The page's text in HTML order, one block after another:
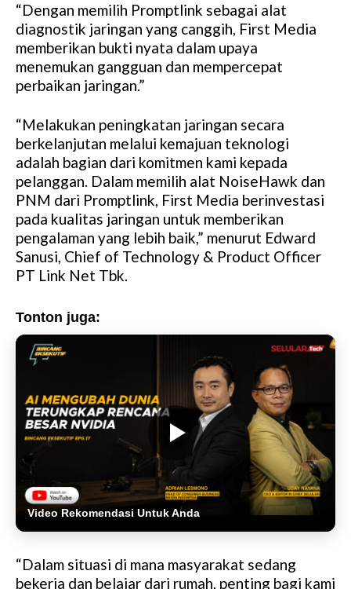
“Dengan memilih Promptlink sebagai alat
diagnostik jaringan yang canggih, First Media
memberikan bukti nyata dalam upaya
menemukan gangguan dan mempercepat
perbaikan jaringan.”
“Melakukan peningkatan jaringan secara
berkelanjutan melalui kemajuan teknologi
adalah bagian dari komitmen kami kepada
pelanggan. Dalam memilih alat NoiseHawk dan
PNM dari Promptlink, First Media berinvestasi
pada kualitas jaringan untuk memberikan
pengalaman yang lebih baik,” menurut Edward
Sanusi, Chief of Technology & Product Officer
PT Link Net Tbk.
Tonton juga:
Video Rekomendasi Untuk Anda
“Dalam situasi di mana masyarakat sedang
bekerja dan belajar dari rumah, penting bagi kami